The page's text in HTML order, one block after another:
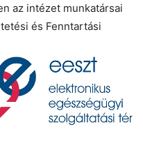
az intézet munkatársai
és Fenntartási